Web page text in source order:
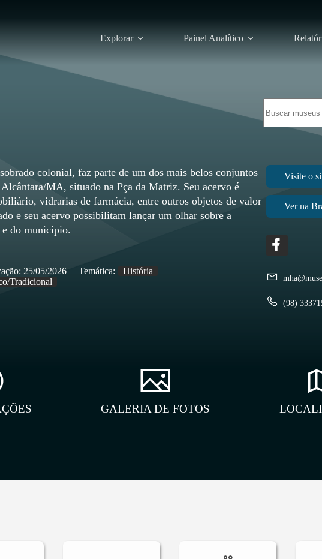
Explorar Painel Analítico
resultados
(98)
colonial, faz parte de um dos mais belos conjuntos
MA, situado na Pça da Matriz. Seu acervo é
vidrarias de farmácia, entre outros objetos de valor
e seu acervo possibilitam lançar um olhar sobre a
do município.
25/05/2026 Temática:
História
Tradicional
GALERIA DE FOTOS